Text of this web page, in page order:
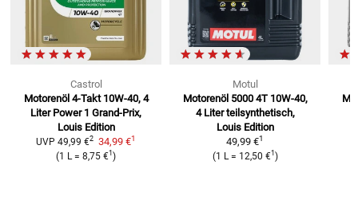
Castrol
Motorenöl 4-Takt 10W-40, 4
Liter Power 1 Grand-Prix,
Louis Edition
UVP 49,99 €2 34,99 €1
(1 L =8,75 €1)
Motul
Motorenöl 5000 4T 10W-40,
4 Liter teilsynthetisch,
Louis Edition
49,99 €1
(1 L = 12,50 €1 )